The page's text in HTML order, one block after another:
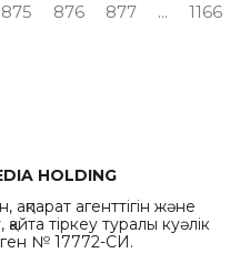
875 876 877 ... 1166
HOLDING
агенттігін және
тіркеу туралы куәлік
№ 17772-СИ.